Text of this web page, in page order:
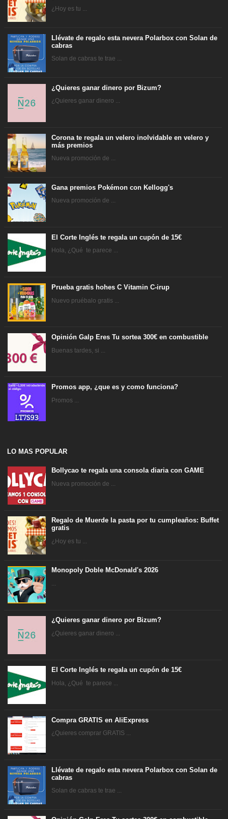
¿Hoy es tu ...
Llévate de regalo esta nevera Polarbox con Solan de
cabras
Solan de cabras te trae ...
¿Quieres ganar dinero por Bizum?
¿Quieres ganar dinero ...
Corona te regala un velero inolvidable en velero y
más premios
Nueva promoción de ...
Gana premios Pokémon con Kellogg's
Nueva promoción de ...
El Corte Inglés te regala un cupón de 15€
Hola, ¿Qué te parece ...
Prueba gratis hohes C Vitamin C-irup
Nuevo pruébalo gratis ...
Opinión Galp Eres Tu sortea 300€ en combustible
Buenas tardes, si ...
Promos app, ¿que es y como funciona?
Promos ...
LO MAS POPULAR
Bollycao te regala una consola diaria con GAME
Nueva promoción de ...
Regalo de Muerde la pasta por tu cumpleaños: Buffet
gratis
¿Hoy es tu ...
Monopoly Doble McDonald's 2026
...
¿Quieres ganar dinero por Bizum?
¿Quieres ganar dinero ...
El Corte Inglés te regala un cupón de 15€
Hola, ¿Qué te parece ...
Compra GRATIS en AliExpress
¿Quieres comprar GRATIS ...
Llévate de regalo esta nevera Polarbox con Solan de
cabras
Solan de cabras te trae ...